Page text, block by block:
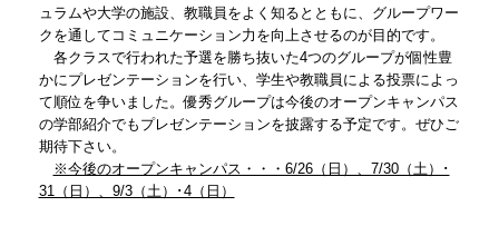
ュラムや大学の施設、教職員をよく知るとともに、グループワー
クを通してコミュニケーション力を向上させるのが目的です。
各クラスで行われた予選を勝ち抜いた4つのグループが個性豊
かにプレゼンテーションを行い、学生や教職員による投票によっ
て順位を争いました。優秀グループは今後のオープンキャンパス
の学部紹介でもプレゼンテーションを披露する予定です。ぜひご
期待下さい。
※今後のオープンキャンパス・・・6/26（日）、7/30（土）･
31（日）、9/3（土）･4（日）